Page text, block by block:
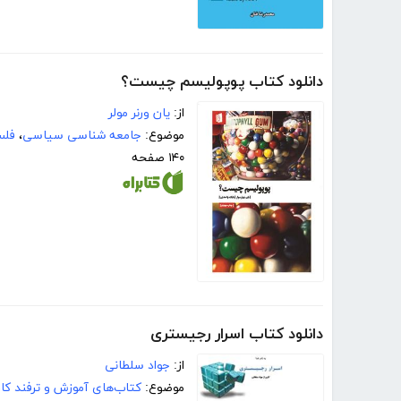
دانلود کتاب پوپولیسم چیست؟
از: یان ورنر مولر
موضوع: جامعه شناسی سیاسی،
۱۴۰ صفحه
دانلود کتاب اسرار رجیستری
از: جواد سلطانی
موضوع: کتاب‌های آموزش و ترفند